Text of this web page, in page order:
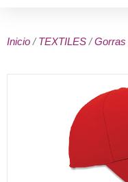
Inicio /TEXTILES /Gorras